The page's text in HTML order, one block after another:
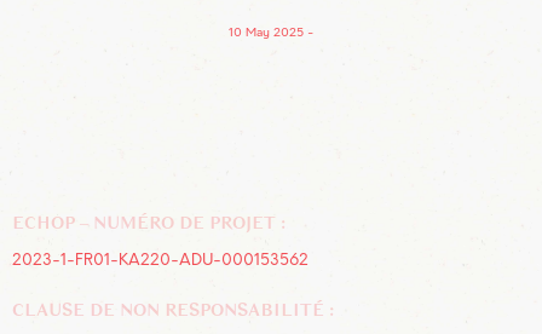
10 May 2025
ECHOP – NUMÉRO DE PROJET :
2023-1-FR01-KA220-ADU-000153562
CLAUSE DE NON RESPONSABILITÉ :